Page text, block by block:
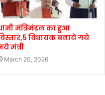
मंत्रिमंडल का हुआ
विधायक बनाये गये
मंत्री
March 20, 2026